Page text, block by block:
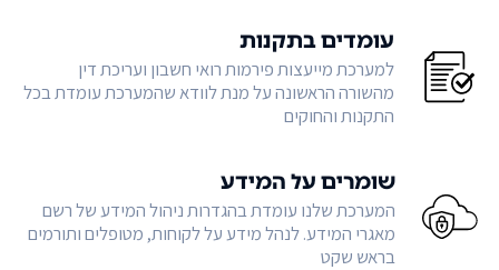
עומדים בתקנות
למערכת מייעצות פירמות רואי חשבון ועריכת דין
מהשורה הראשונה על מנת לוודא שהמערכת עומדת בכל
התקנות והחוקים
שומרים על המידע
המערכת שלנו עומדת בהגדרות ניהול המידע של רשם
מאגרי המידע. לנהל מידע על לקוחות, מטופלים ותורמים
בראש שקט